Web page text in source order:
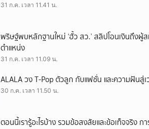
31 ก.ค. เวลา 11.41 น.
พริษฐ์พบหลักฐานใหม่ ‘ฮั้ว สว.’ สลิปโอนเงินถึง
ตำแหน่ง
31 ก.ค. เวลา 11.09 น.
ALALA วง T-Pop ตัวลูก กับแฟชั่น และความฝันสู่เ
30 ก.ค. เวลา 11.50 น.
ตอนนี้เรารู้อะไรบ้าง รวมข้อสงสัยและข้อเท็จจริง กา